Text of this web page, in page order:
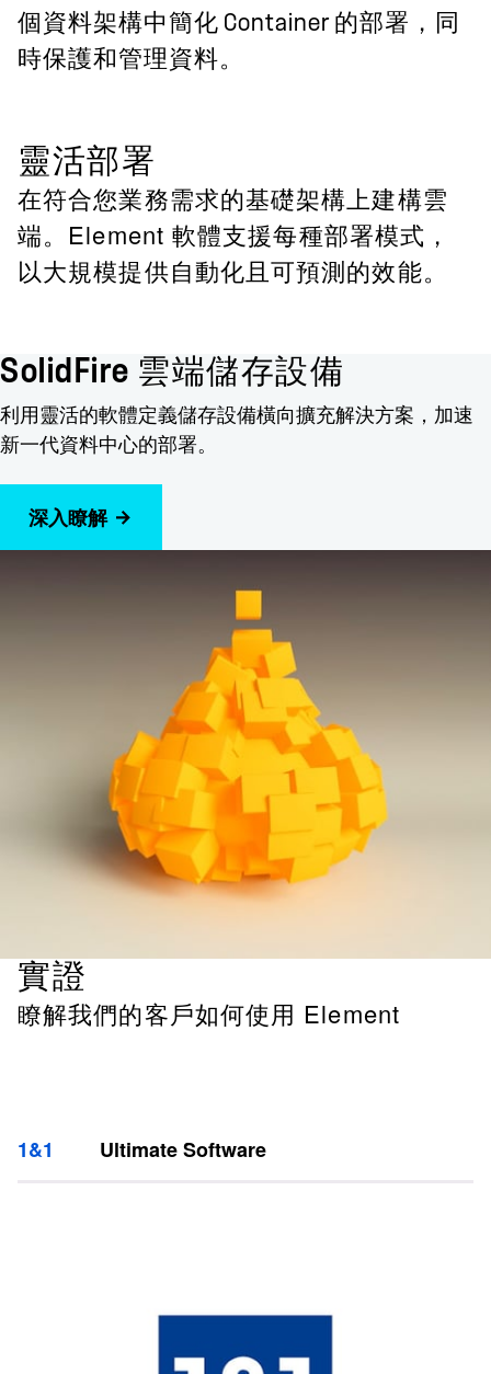
個資料架構中簡化 Container 的部署，同
時保護和管理資料。
靈活部署
在符合您業務需求的基礎架構上建構雲
端。Element 軟體支援每種部署模式，
以大規模提供自動化且可預測的效能。
SolidFire 雲端儲存設備
利用靈活的軟體定義儲存設備橫向擴充解決方案，加速
新一代資料中心的部署。
深入瞭解
實證
瞭解我們的客戶如何使用 Element
1&1 Ultimate Software